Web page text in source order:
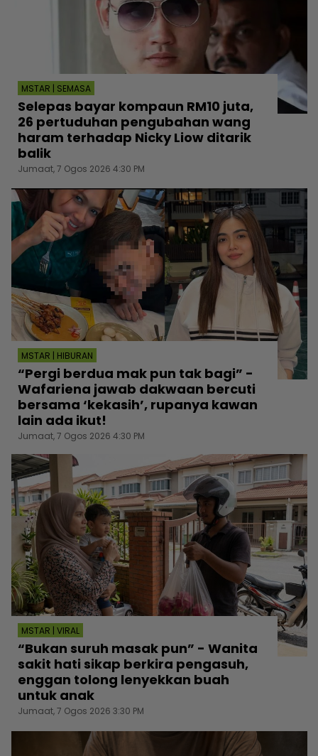
MSTAR | SEMASA
Selepas bayar kompaun RM10 juta,
26 pertuduhan pengubahan wang
haram terhadap Nicky Liow ditarik
balik
Jumaat, 7 Ogos 2026 4:30 PM
MSTAR | HIBURAN
“Pergi berdua mak pun tak bagi” -
Wafariena jawab dakwaan bercuti
bersama ‘kekasih’, rupanya kawan
lain ada ikut!
Jumaat, 7 Ogos 2026 4:30 PM
MSTAR | VIRAL
“Bukan suruh masak pun” - Wanita
sakit hati sikap berkira pengasuh,
enggan tolong lenyekkan buah
untuk anak
Jumaat, 7 Ogos 2026 3:30 PM